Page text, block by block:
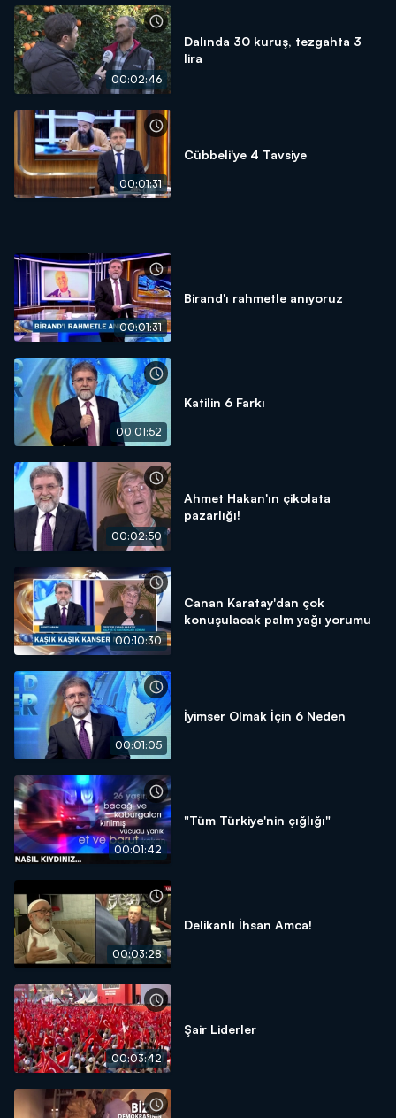
00:02:46
Dalında 30 kuruş, tezgahta 3
lira
00:01:31
Cübbeli'ye 4 Tavsiye
00:01:31
Birand'ı rahmetle anıyoruz
00:01:52
Katilin 6 Farkı
00:02:50
Ahmet Hakan'ın çikolata
pazarlığı!
00:10:30
Canan Karatay'dan çok
konuşulacak palm yağı yorumu
00:01:05
İyimser Olmak İçin 6 Neden
00:01:42
"Tüm Türkiye'nin çığlığı"
00:03:28
Delikanlı İhsan Amca!
00:03:42
Şair Liderler